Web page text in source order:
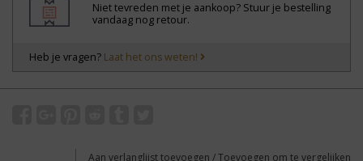
Niet tevreden met je aankoop? Stuur je bestelling
vandaag nog retour.
Heb je vragen? Laat het ons weten!
Aan verlanglijst toevoegen /Toevoegen om te vergelijken